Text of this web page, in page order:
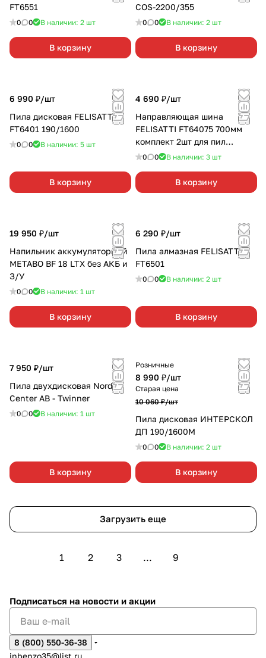
FT6551
0 0 В наличии: 2 шт
В корзину
COS-2200/355
0 0 В наличии: 2 шт
В корзину
6 990 ₽/шт
Пила дисковая FELISATTI
FT6401 190/1600
0 0 В наличии: 5 шт
В корзину
4 690 ₽/шт
Направляющая шина
FELISATTI FT64075 700мм
комплект 2шт для пил
FT6407/FT6406
0 0 В наличии: 3 шт
В корзину
19 950 ₽/шт
Напильник аккумуляторный
METABO BF 18 LTX без АКБ и
З/У
0 0 В наличии: 1 шт
В корзину
6 290 ₽/шт
Пила алмазная FELISATTI
FT6501
0 0 В наличии: 2 шт
В корзину
7 950 ₽/шт
Пила двухдисковая Nord
Center AB - Twinner
0 0 В наличии: 1 шт
В корзину
Розничные
8 990 ₽/шт
Старая цена
10 060 ₽/шт
Пила дисковая ИНТЕРСКОЛ
ДП 190/1600М
0 0 В наличии: 2 шт
В корзину
Загрузить еще
1 2 3 ... 9
Подписаться на новости и акции
8 (800) 550-36-38
inbenzo35@list.ru